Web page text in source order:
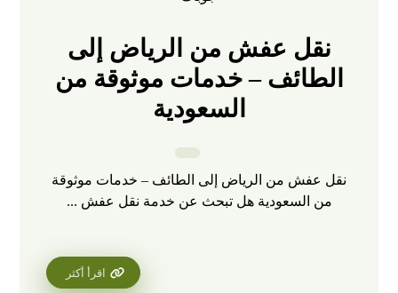
نقل عفش من الرياض إلى
الطائف – خدمات موثوقة من
السعودية
نقل عفش من الرياض إلى الطائف – خدمات موثوقة
من السعودية هل تبحث عن خدمة نقل عفش ...
اقرأ أكثر